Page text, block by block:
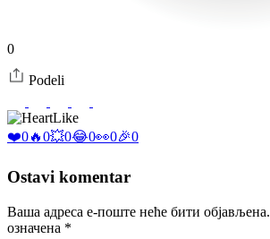
0
Podeli
Like
❤️0🔥0💥0😂0👀0🎉0
Ostavi komentar
Ваша адреса е-поште неће бити објављена.
означена *